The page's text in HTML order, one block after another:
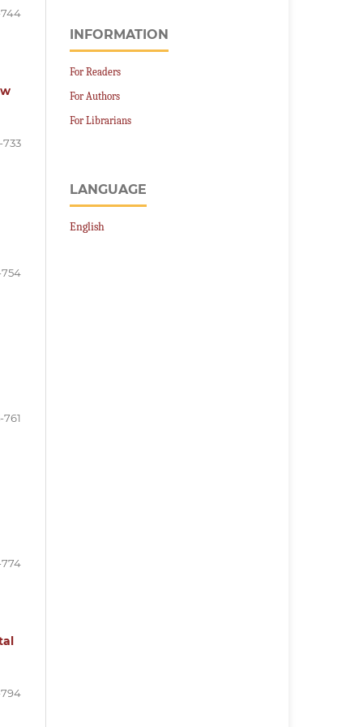
733
761
INFORMATION
For Readers
For Authors
For Librarians
LANGUAGE
English